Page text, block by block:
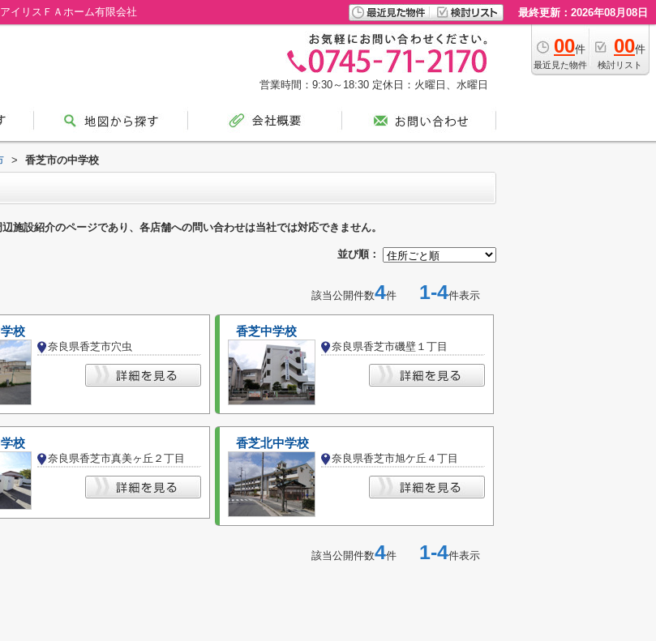
イリスＦＡホーム有限会社 最終更新：2026年08月08日
00件
最近見た物件
00件
検討リスト
営業時間：9:30～18:30 定休日：火曜日、水曜日
> 香芝市の中学校
施設紹介のページであり、各店舗への問い合わせは当社では対応できません。
並び順：
該当公開件数4件 1-4件表示
校
奈良県香芝市穴虫
香芝中学校
奈良県香芝市磯壁１丁目
校
奈良県香芝市真美ヶ丘２丁目
香芝北中学校
奈良県香芝市旭ケ丘４丁目
該当公開件数4件 1-4件表示